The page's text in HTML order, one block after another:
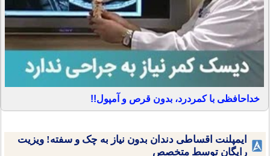
خداحافظی با کمردرد، بدون قرص و آمپول!!
ایمپلنت اقساطی دندان بدون نیاز به چک و سفته! ویزیت
رایگان توسط متخصص